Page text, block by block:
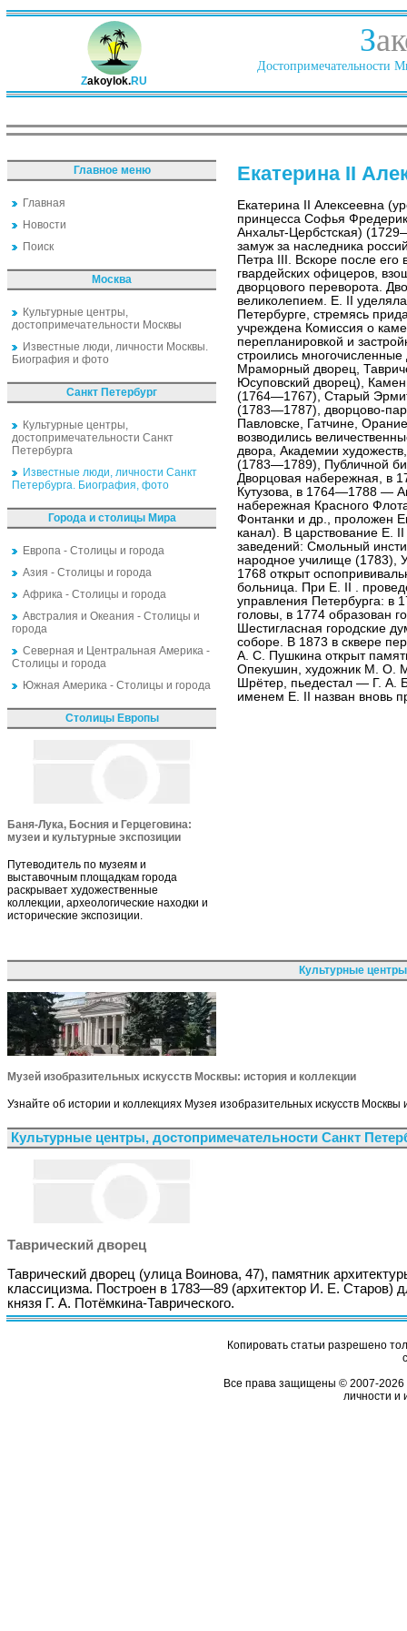
Zakoylok.RU
З
Достопримечательности
Главное меню
Главная
Новости
Поиск
Москва
Культурные центры,
достопримечательности Москвы
Известные люди, личности Москвы.
Биография и фото
Санкт Петербург
Культурные центры,
достопримечательности Санкт
Петербурга
Известные люди, личности Санкт
Петербурга. Биография, фото
Города и столицы Мира
Европа - Столицы и города
Азия - Столицы и города
Африка - Столицы и города
Австралия и Океания - Столицы и
города
Северная и Центральная Америка -
Столицы и города
Южная Америка - Столицы и города
Столицы Европы
Баня-Лука, Босния и Герцеговина:
музеи и культурные экспозиции
Путеводитель по музеям и
выставочным площадкам города
раскрывает художественные
коллекции, археологические находки и
исторические экспозиции.
Екатерина II
Екатерина II Алексеевна
принцесса Софья
Анхальт-Цербстская)
замуж за наследника
Петра III. Вскоре после его
гвардейских офицеров,
дворцового переворота.
великолепием. Е. II
Петербурге, стремясь
учреждена Комиссия о
перепланировкой и
строились
Мраморный дворец,
Юсуповский дворец),
(1764—1767), Старый
(1783—1787), дворцово-
Павловске, Гатчине,
возводились
двора, Академии
(1783—1789), Публичной
Дворцовая набережная, в
Кутузова, в 1764—1788 —
набережная Красного
Фонтанки и др., проложен
канал). В царствование Е.
заведений: Смольный
народное училище (1783),
1768 открыт
больница. При Е. II .
управления Петербурга: в
головы, в 1774 образован
Шестигласная городские
соборе. В 1873 в сквере
А. С. Пушкина открыт
Опекушин, художник М. О.
Шрётер, пьедестал — Г. А.
именем Е. II назван вновь
Культурные
Музей изобразительных искусств Москвы: история и коллекции
Узнайте об истории и коллекциях Музея изобразительных искусств Москвы
Культурные центры, достопримечательности Санкт
Таврический дворец
Таврический дворец (улица Воинова, 47), памятник
классицизма. Построен в 1783—89 (архитектор И. Е. Старов)
князя Г. А. Потёмкина-Таврического.
Копировать статьи разрешено
Все права защищены © 2007-2026
личности и